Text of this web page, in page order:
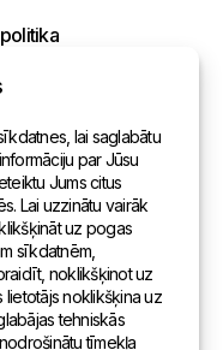
Latvija, LV-5404
lai saglabātu
par Jūsu
Jums citus
Lai uzzinātu vairāk
uz pogas
sīkdatnēm,
noklikšķinot uz
noklikšķina uz
tehniskās
tīmekļa